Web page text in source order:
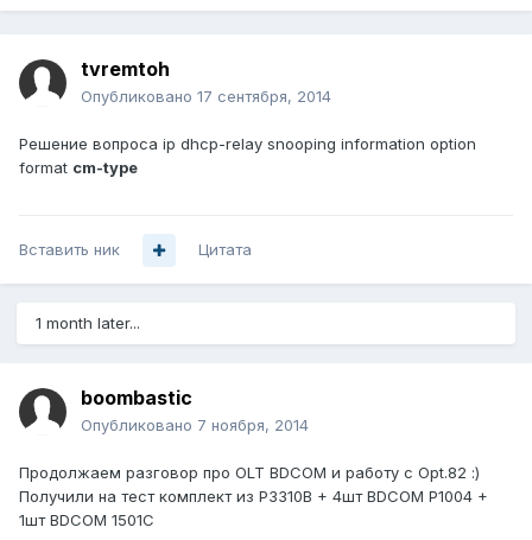
tvremtoh
Опубликовано 17 сентября, 2014
Решение вопроса ip dhcp-relay snooping information option
format cm-type
Вставить ник Цитата
1 month later...
boombastic
Опубликовано 7 ноября, 2014
Продолжаем разговор про OLT BDCOM и работу с Opt.82 :)
Получили на тест комплект из P3310B + 4шт BDCOM P1004 +
1шт BDCOM 1501C